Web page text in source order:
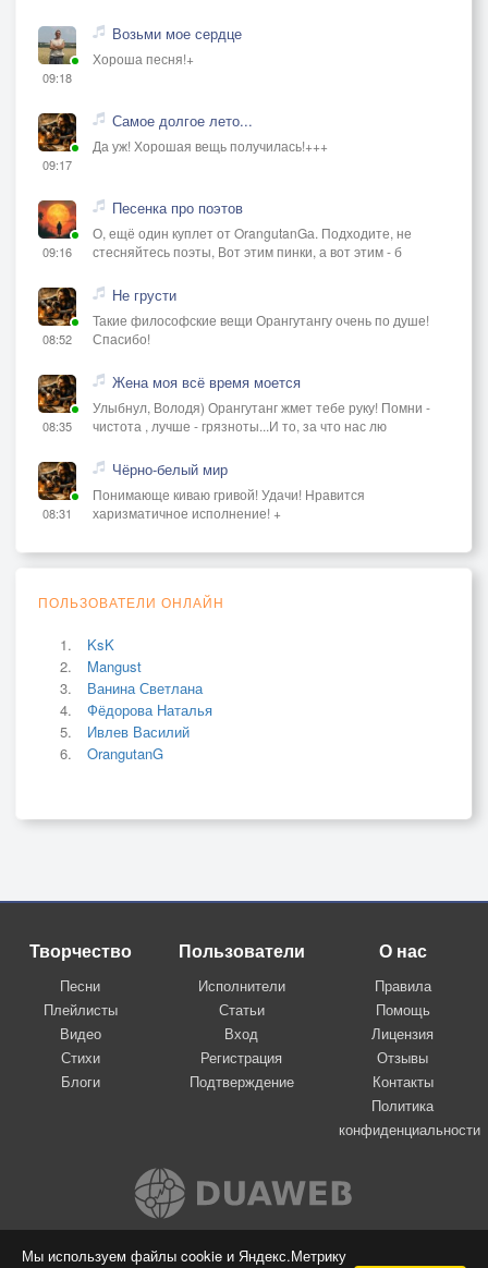
Мы используем файлы cookie и Яндекс.Метрику
09:18
Возьми мое сердце
Хороша песня!+
09:17
Самое долгое лето...
Да уж! Хорошая вещь получилась!+++
09:16
Песенка про поэтов
О, ещё один куплет от OrangutanGа. Подходите, не
стесняйтесь поэты, Вот этим пинки, а вот этим - б
08:52
Не грусти
Такие философские вещи Орангутангу очень по душе!
Спасибо!
08:35
Жена моя всё время моется
Улыбнул, Володя) Орангутанг жмет тебе руку! Помни -
чистота , лучше - грязноты...И то, за что нас лю
08:31
Чёрно-белый мир
Понимающе киваю гривой! Удачи! Нравится
харизматичное исполнение! +
ПОЛЬЗОВАТЕЛИ ОНЛАЙН
KsK
Mangust
Ванина Светлана
Фёдорова Наталья
Ивлев Василий
OrangutanG
Творчество
Песни
Плейлисты
Видео
Стихи
Блоги
Пользователи
Исполнители
Статьи
Вход
Регистрация
Подтверждение
О нас
Правила
Помощь
Лицензия
Отзывы
Контакты
Политика
конфиденциальности
Вконтакте